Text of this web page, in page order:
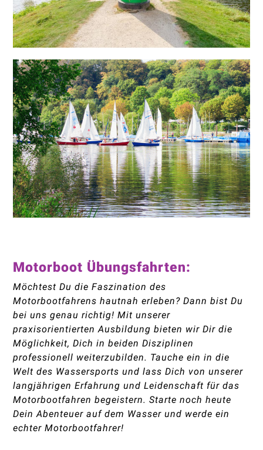
Motorboot Übungsfahrten:
Möchtest Du die Faszination des
Motorbootfahrens hautnah erleben? Dann bist Du
bei uns genau richtig! Mit unserer
praxisorientierten Ausbildung bieten wir Dir die
Möglichkeit, Dich in beiden Disziplinen
professionell weiterzubilden. Tauche ein in die
Welt des Wassersports und lass Dich von unserer
langjährigen Erfahrung und Leidenschaft für das
Motorbootfahren begeistern. Starte noch heute
Dein Abenteuer auf dem Wasser und werde ein
echter Motorbootfahrer!